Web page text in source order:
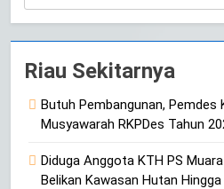
Riau Sekitarnya
Butuh Pembangunan,
Musyawarah RKPDes Tahun
Diduga Anggota KTH PS
Belikan Kawasan Hutan